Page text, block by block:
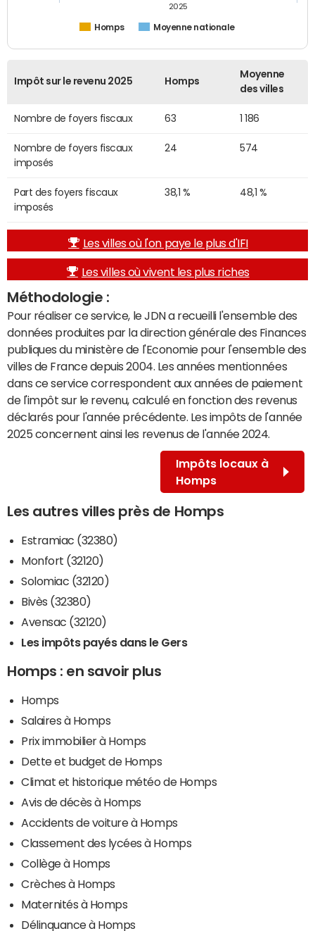
Homps Moyenne nationale
2025
Impôt sur le revenu 2025 Homps
Moyenne
des villes
Nombre de foyers fiscaux 63 1 186
Nombre de foyers fiscaux
imposés
24 574
Part des foyers fiscaux
imposés
38,1 % 48,1 %
Les villes où l'on paye le plus d'IFI
Les villes où vivent les plus riches
Méthodologie :
Pour réaliser ce service, le JDN a recueilli l'ensemble des
données produites par la direction générale des Finances
publiques du ministère de l'Economie pour l'ensemble des
villes de France depuis 2004. Les années mentionnées
dans ce service correspondent aux années de paiement
de l'impôt sur le revenu, calculé en fonction des revenus
déclarés pour l'année précédente. Les impôts de l'année
2025 concernent ainsi les revenus de l'année 2024.
Impôts locaux à
Homps
Les autres villes près de Homps
Estramiac (32380)
Monfort (32120)
Solomiac (32120)
Bivès (32380)
Avensac (32120)
Les impôts payés dans le Gers
Homps : en savoir plus
Homps
Salaires à Homps
Prix immobilier à Homps
Dette et budget de Homps
Climat et historique météo de Homps
Avis de décès à Homps
Accidents de voiture à Homps
Classement des lycées à Homps
Collège à Homps
Crèches à Homps
Maternités à Homps
Délinquance à Homps